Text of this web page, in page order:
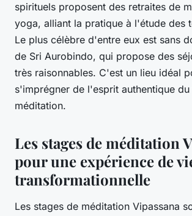
spirituels proposent des retraites de
yoga, alliant la pratique à l'étude des
Le plus célèbre d'entre eux est sans
de Sri Aurobindo, qui propose des
très raisonnables. C'est un lieu idéal
s'imprégner de l'esprit authentique
méditation.
Les stages de méditation
pour une expérience de
transformationnelle
Les stages de méditation Vipassana